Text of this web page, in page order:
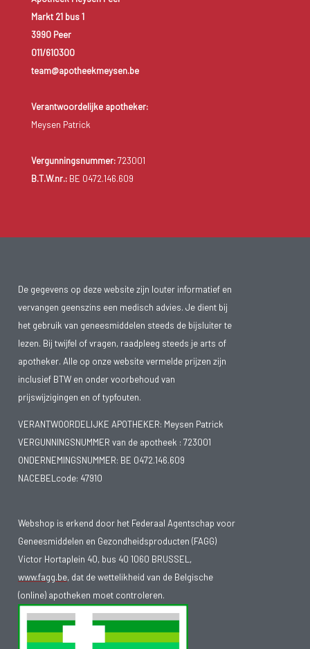
Markt 21 bus 1
3990 Peer
011/610300
team@apotheekmeysen.be
Verantwoordelijke apotheker:
Meysen Patrick
Vergunningsnummer:723001
B.T.W.nr.:BE 0472.146.609
De gegevens op deze website zijn louter informatief en
vervangen geenszins een medisch advies. Je dient bij
het gebruik van geneesmiddelen steeds de bijsluiter te
lezen. Bij twijfel of vragen, raadpleeg steeds je arts of
apotheker. Alle op onze website vermelde prijzen zijn
inclusief BTW en onder voorbehoud van
prijswijzigingen en of typfouten.
VERANTWOORDELIJKE APOTHEKER: Meysen Patrick
VERGUNNINGSNUMMER van de apotheek : 723001
ONDERNEMINGSNUMMER: BE 0472.146.609
NACEBELcode: 47910
Webshop is erkend door het Federaal Agentschap voor
Geneesmiddelen en Gezondheidsproducten (FAGG)
Victor Hortaplein 40, bus 40 1060 BRUSSEL,
www.fagg.be, dat de wettelikheid van de Belgische
(online) apotheken moet controleren.